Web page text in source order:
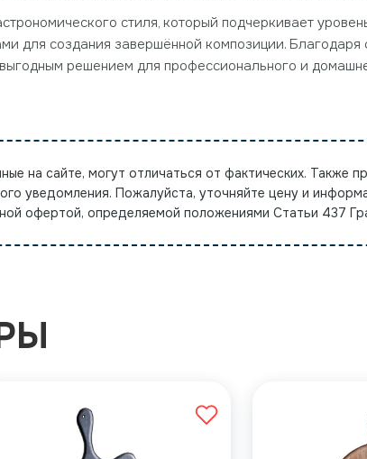
стиля, который подчеркивает
для создания завершённой композиции. Благодаря
решением для профессионального и
на сайте, могут отличаться от фактических. Также
уведомления. Пожалуйста, уточняйте цену и
офертой, определяемой положениями Статьи 437